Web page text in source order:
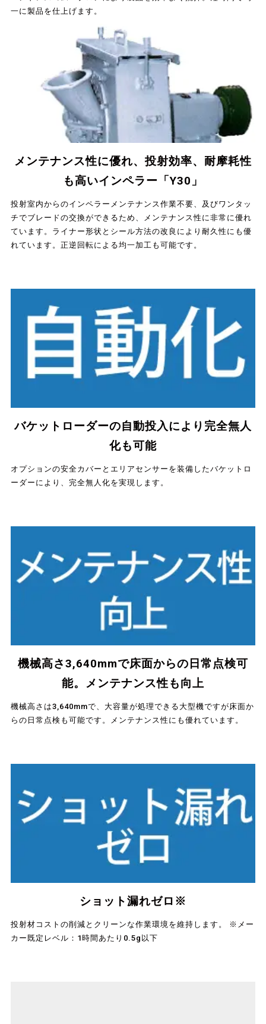
一に製品を仕上げます。
メンテナンス性に優れ、投射効率、耐摩耗性
も高いインペラー「Y30」
投射室内からのインペラーメンテナンス作業不要、及びワンタッ
チでブレードの交換ができるため、メンテナンス性に非常に優れ
ています。ライナー形状とシール方法の改良により耐久性にも優
れています。正逆回転による均一加工も可能です。
バケットローダーの自動投入により完全無人
化も可能
オプションの安全カバーとエリアセンサーを装備したバケットロ
ーダーにより、完全無人化を実現します。
機械高さ3,640mmで床面からの日常点検可
能。メンテナンス性も向上
機械高さは3,640mmで、大容量が処理できる大型機ですが床面か
らの日常点検も可能です。メンテナンス性にも優れています。
ショット漏れゼロ※
投射材コストの削減とクリーンな作業環境を維持します。 ※メー
カー既定レベル：1時間あたり0.5g以下